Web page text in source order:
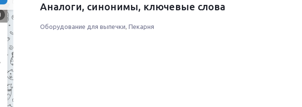
Аналоги, синонимы, ключевые слова
Оборудование для выпечки Пекарня